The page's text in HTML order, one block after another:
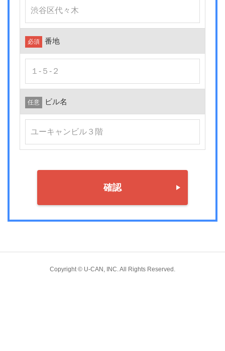
必須 番地
任意 ビル名
確認
Copyright © U-CAN, INC. All Rights Reserved.